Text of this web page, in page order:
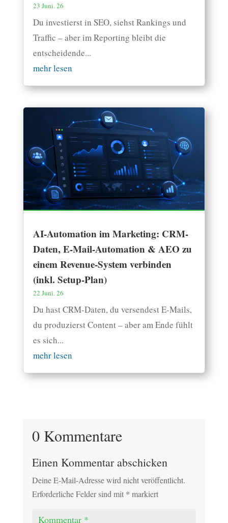
23 Juni. 26
Du investierst in SEO, siehst Rankings und
Traffic – aber im Reporting bleibt die
entscheidende...
mehr lesen
AI-Automation im Marketing: CRM-
Daten, E-Mail-Automation & AEO zu
einem Revenue-System verbinden
(inkl. Setup-Plan)
22 Juni. 26
Du hast CRM-Daten, du versendest E-Mails,
du produzierst Content – aber am Ende fühlt
es sich...
mehr lesen
0 Kommentare
Einen Kommentar abschicken
Deine E-Mail-Adresse wird nicht veröffentlicht.
Erforderliche Felder sind mit * markiert